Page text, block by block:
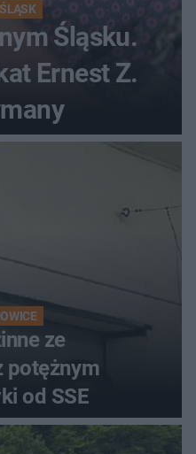
Śląsku.
Ernest Z.
ze
potężnym
od SSE